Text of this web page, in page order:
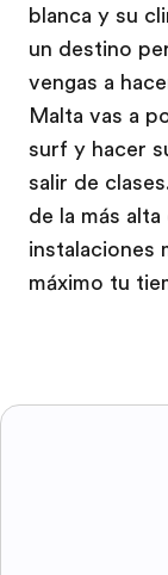
blanca y su
un destino
vengas a
Malta vas a
surf y hacer
salir de
de la más
instalaciones
máximo tu